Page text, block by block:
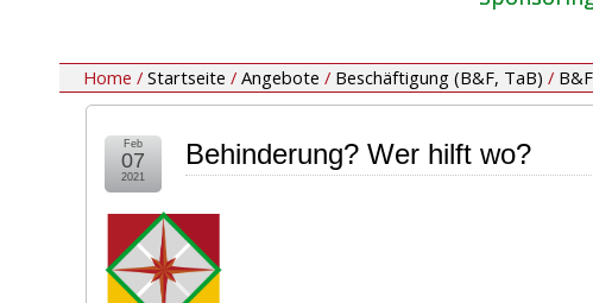
Home / Startseite / Angebote / Beschäftigung (B&F, TaB) /
Behinderung? Wer hilft wo?
Feb
07
2021